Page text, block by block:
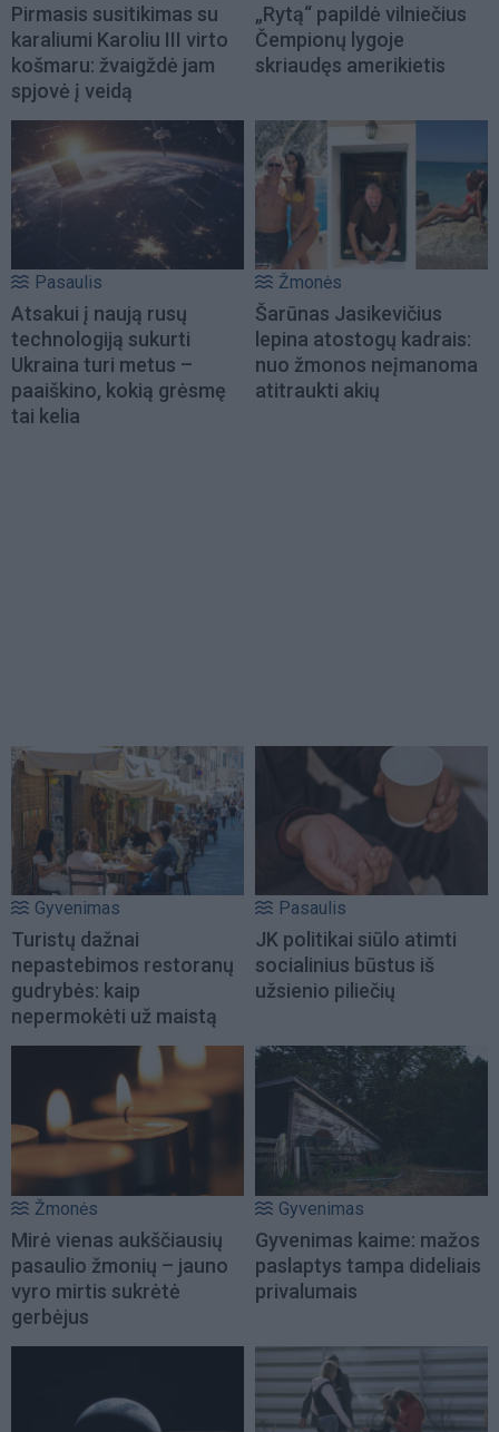
Pirmasis susitikimas su
karaliumi Karoliu III virto
košmaru: žvaigždė jam
spjovė į veidą
„Rytą“ papildė vilniečius
Čempionų lygoje
skriaudęs amerikietis
Pasaulis
Atsakui į naują rusų
technologiją sukurti
Ukraina turi metus –
paaiškino, kokią grėsmę
tai kelia
Žmonės
Šarūnas Jasikevičius
lepina atostogų kadrais:
nuo žmonos neįmanoma
atitraukti akių
Gyvenimas
Turistų dažnai
nepastebimos restoranų
gudrybės: kaip
nepermokėti už maistą
Pasaulis
JK politikai siūlo atimti
socialinius būstus iš
užsienio piliečių
Žmonės
Mirė vienas aukščiausių
pasaulio žmonių – jauno
vyro mirtis sukrėtė
gerbėjus
Gyvenimas
Gyvenimas kaime: mažos
paslaptys tampa dideliais
privalumais